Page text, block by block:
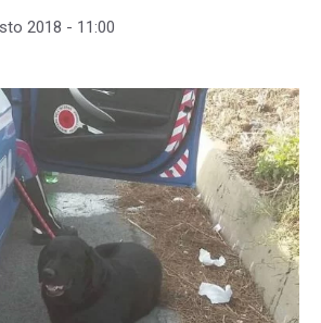
2018 - 11:00